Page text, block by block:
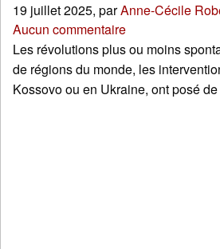
19 juillet 2025, parAnne-Cécile
Aucun commentaire
Les révolutions plus ou moins
de régions du monde, les
Kossovo ou en Ukraine, ont posé